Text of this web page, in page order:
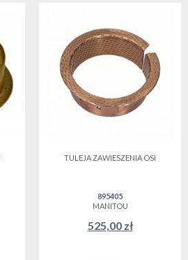
TULEJA ZAWIESZENIA OSI
895405
MANITOU
525,00 zł